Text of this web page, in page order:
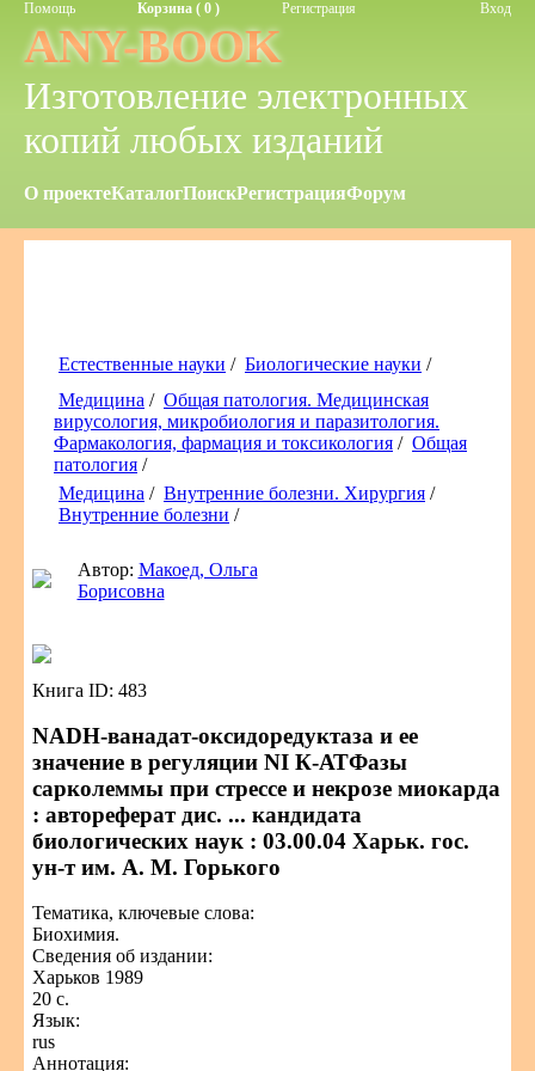
Помощь Корзина ( 0 ) Регистрация Вход
ANY-BOOK
Изготовление электронных
копий любых изданий
О проектеКаталогПоискРегистрацияФорум
Естественные науки / Биологические науки /
Медицина / Общая патология. Медицинская
вирусология, микробиология и паразитология.
Фармакология, фармация и токсикология / Общая
патология /
Медицина / Внутренние болезни. Хирургия /
Внутренние болезни /
Автор: Макоед, Ольга
Борисовна
Книга ID: 483
NADH-ванадат-оксидоредуктаза и ее
значение в регуляции NI К-АТФазы
сарколеммы при стрессе и некрозе миокарда
: автореферат дис. ... кандидата
биологических наук : 03.00.04 Харьк. гос.
ун-т им. А. М. Горького
Тематика, ключевые слова:
Биохимия.
Сведения об издании:
Харьков 1989
20 с.
Язык:
rus
Аннотация: